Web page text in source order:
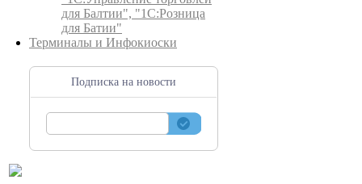
для Балтии", "1С:Розница
для Батии"
Терминалы и Инфокиоски
Подписка на новости